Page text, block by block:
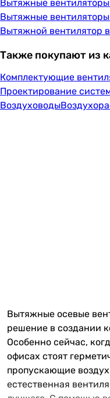
Вытяжные
Вытяжные
Вытяжной вентилятор
Также покупают из
Комплектующие
Проектирование
Воздуховоды
Вытяжные осевые
решение в создании
Особенно сейчас,
офисах стоят
пропускающие
естественная